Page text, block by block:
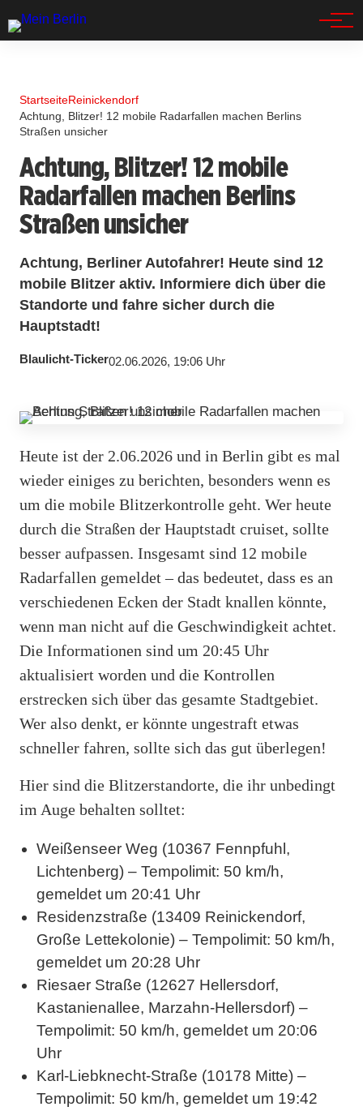
StartseiteReinickendorf
Achtung, Blitzer! 12 mobile Radarfallen machen Berlins
Straßen unsicher
Achtung, Blitzer! 12 mobile
Radarfallen machen Berlins
Straßen unsicher
Achtung, Berliner Autofahrer! Heute sind 12
mobile Blitzer aktiv. Informiere dich über die
Standorte und fahre sicher durch die
Hauptstadt!
Blaulicht-Ticker02.06.2026, 19:06 Uhr
Heute ist der 2.06.2026 und in Berlin gibt es mal
wieder einiges zu berichten, besonders wenn es
um die mobile Blitzerkontrolle geht. Wer heute
durch die Straßen der Hauptstadt cruiset, sollte
besser aufpassen. Insgesamt sind 12 mobile
Radarfallen gemeldet – das bedeutet, dass es an
verschiedenen Ecken der Stadt knallen könnte,
wenn man nicht auf die Geschwindigkeit achtet.
Die Informationen sind um 20:45 Uhr
aktualisiert worden und die Kontrollen
erstrecken sich über das gesamte Stadtgebiet.
Wer also denkt, er könnte ungestraft etwas
schneller fahren, sollte sich das gut überlegen!
Hier sind die Blitzerstandorte, die ihr unbedingt
im Auge behalten solltet:
Weißenseer Weg (10367 Fennpfuhl,
Lichtenberg) – Tempolimit: 50 km/h,
gemeldet um 20:41 Uhr
Residenzstraße (13409 Reinickendorf,
Große Lettekolonie) – Tempolimit: 50 km/h,
gemeldet um 20:28 Uhr
Riesaer Straße (12627 Hellersdorf,
Kastanienallee, Marzahn-Hellersdorf) –
Tempolimit: 50 km/h, gemeldet um 20:06
Uhr
Karl-Liebknecht-Straße (10178 Mitte) –
Tempolimit: 50 km/h, gemeldet um 19:42